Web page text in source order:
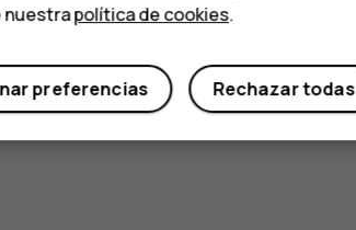
nuestrapolítica de cookies.
Rechazar todas
preferencias